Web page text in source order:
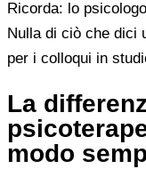
Ricorda: lo
Nulla di ciò che dici
per i colloqui in
La
modo